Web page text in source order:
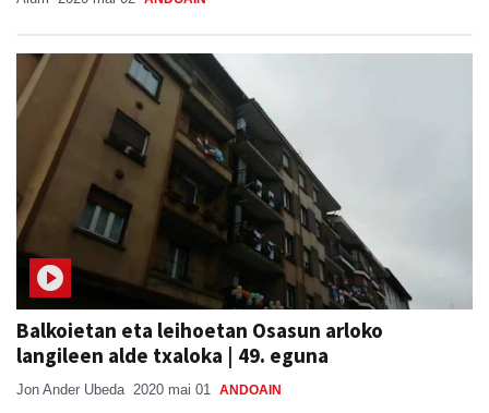
Balkoietan eta leihoetan Osasun arloko
langileen alde txaloka | 49. eguna
Jon Ander Ubeda 2020 mai 01 ANDOAIN